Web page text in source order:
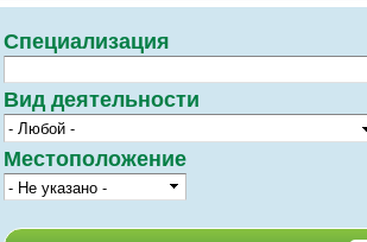
Специализация
Вид деятельности
Местоположение